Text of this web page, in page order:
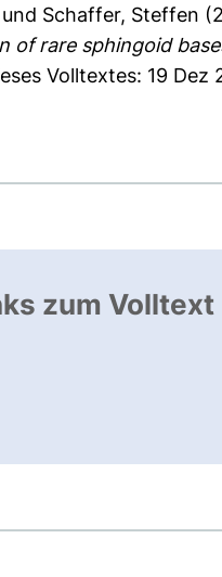
und Schaffer, Steffen
of rare sphingoid
Volltextes: 19 Dez
zum Volltext
öffnet neues